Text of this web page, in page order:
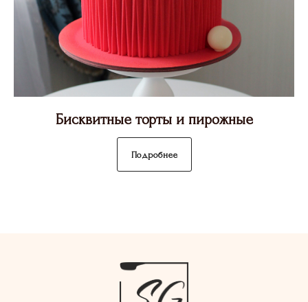
Бисквитные торты и пирожные
Подробнее